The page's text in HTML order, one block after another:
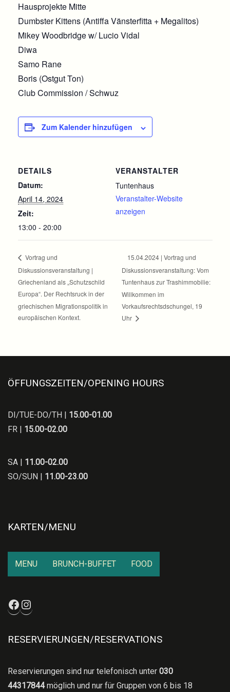
Hausprojekte Mitte
Dumbster Kittens (Antiffa Vänsterfitta + Megalitos)
Mikey Woodbridge w/ Lucio Vidal
Diwa
Samo Rane
Boris (Ostgut Ton)
Club Commission / Schwuz
Zum Kalender hinzufügen
DETAILS
Datum:
April 14, 2024
Zeit:
13:00 - 20:00
VERANSTALTER
Tuntenhaus
Veranstalter-Website
anzeigen
Vortrag und
Diskussionsveranstaltung |
Griechenland als „Schutzschild
Europa“. Der Rechtsruck in der
griechischen Migrationspolitik in
europäischen Kontext.
15.04.2024 | Vortrag und
Diskussionsveranstaltung: Vom
Tuntenhaus zur Trashimmobilie:
Willkommen im
Vorkaufsrechtsdschungel, 19
Uhr
ÖFFUNGSZEITEN/OPENING HOURS
DI/TUE-DO/TH | 15.00-01.00
FR | 15.00-02.00
SA | 11.00-02.00
SO/SUN | 11.00-23.00
KARTEN/MENU
MENU BRUNCH-BUFFET FOOD
Facebook
RESERVIERUNGEN/RESERVATIONS
Reservierungen sind nur telefonisch unter 030
44317844möglich und nur für Gruppen von 6 bis 18